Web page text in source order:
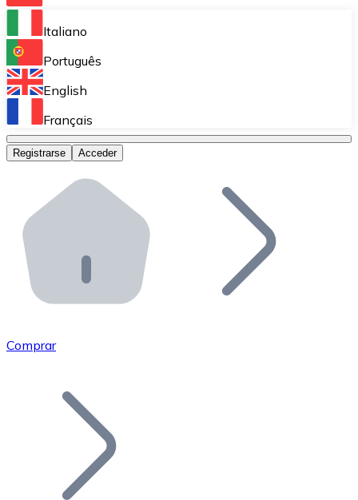
Bitnovo Ramp
Integra nuestra solución en tu plataforma.
Bitnovo Giftcards
Bitnovo OTC
Bitnovo ATM
Integra un ATM Bitnovo en tu negocio y permite que
Bitnovo API
Integra nuestra API en tu ecosistema.
Únete a nuestra red de distribuidores.
Añade tu proyecto a nuestro ecosistema.
Italiano
Português
English
Français
Registrarse Acceder
Comprar